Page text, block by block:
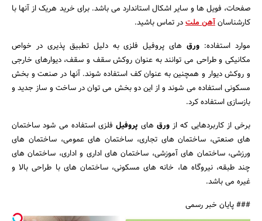
صفحات، فویل ها و سایر اشکال استاندارد می باشد. برای خرید هریک از آنها با
کارشناسانآهن ملتدر تماس باشید.
موارد استفاده: ورقهای پروفیل فلزی به دلیل تطبیق پذیری در خواص
مکانیکی و طراحی می توانند به عنوان روکش سقف و سقف، دیوارهای خارجی
و روکش دیوار و همچنین به عنوان کف استفاده شوند. آنها در صنعت و بخش
مسکونی استفاده می شوند و از این دو بخش می توان در ساخت و ساز جدید و
بازسازی استفاده کرد.
برخی از کاربردهایی که ازورق های پروفیلفلزی استفاده می شود ساختمان
های صنعتی، ساختمان های تجاری، ساختمان های عمومی، ساختمان های
ورزشی، ساختمان های آموزشی، ساختمان های اداری و اداری، ساختمان های
چند طبقه، نیروگاه ها، خانه های مسکونی، ساختمان های با طراحی بالا و
غیره می باشد.
### پایان خبر رسمی